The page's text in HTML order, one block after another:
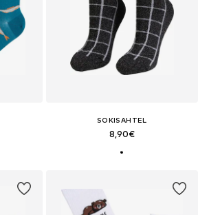
SOKISAHTEL
8,90€